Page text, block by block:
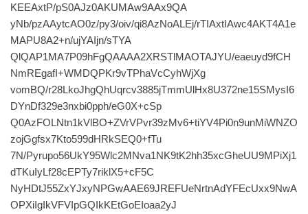
KEEAxtP/pS0AJz0AKUMAw9AAx9QA
yNb/pzAAytcAO0z/py3/oiv/qi8AzNoALEj/rTIAxtIAwc4AKT4A1e
MAPU8A2+n/ujYAIjn/sTYA
QlQAP1MA7P09hFgQAAAA2XRSTlMAOTAJYU/eaeuyd9fCH
NmREgafI+WMDQPKr9vTPhaVcCyhWjXg
vomBQ/r28LkoJhgQhUqrcv3885jTmmUlHx8U372ne15SMysI6
DYnDf329e3nxbi0pph/eG0X+cSp
Q0AzFOLNtn1kVlBO+ZVrVPvr39zMv6+tiYV4Pi0n9unMiWNZO
zojGgfsx7Kto599dHRkSEQ0+fTu
7N/Pyrupo56UkY95Wlc2MNva1NK9tK2hh35xcGheUU9MPiXj1
dTKuIyLf28cEPTy7riklX5+cF5C
NyHDtJ55ZxYJxyNPGwAAE69JREFUeNrtnAdYFEcUxx9NwA
OPXiIgIkVFVIpGQIkKEtGoEIoaa2yJ